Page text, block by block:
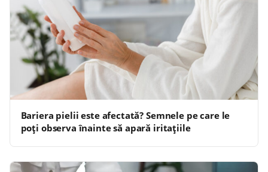
Bariera pielii este afectată? Semnele pe care le
poți observa înainte să apară iritațiile